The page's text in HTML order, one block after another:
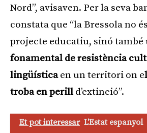
Nord”, avisaven. Per la seva
constata que “la Bressola no
projecte educatiu, sinó també
fonamental de resistència
lingüísticaen un territori on e
troba en perilld’extinció”.
Et pot interessar L'Estat espanyol